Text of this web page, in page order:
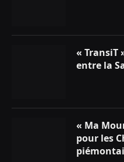
« TransiT
entre la
« Ma
pour les